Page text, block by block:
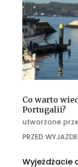
Co warto
Portugalii?
utworzone
PRZED
Wyjeżdżacie